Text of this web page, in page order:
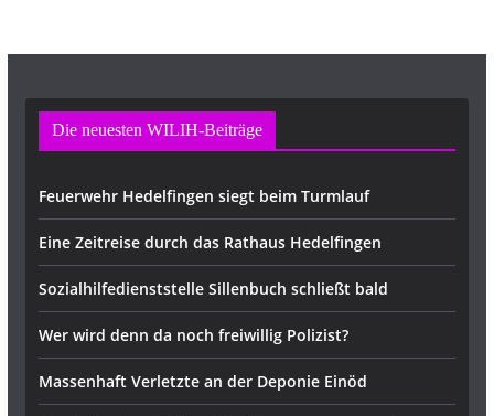
Die neuesten WILIH-Beiträge
Feuerwehr Hedelfingen siegt beim Turmlauf
Eine Zeitreise durch das Rathaus Hedelfingen
Sozialhilfedienststelle Sillenbuch schließt bald
Wer wird denn da noch freiwillig Polizist?
Massenhaft Verletzte an der Deponie Einöd